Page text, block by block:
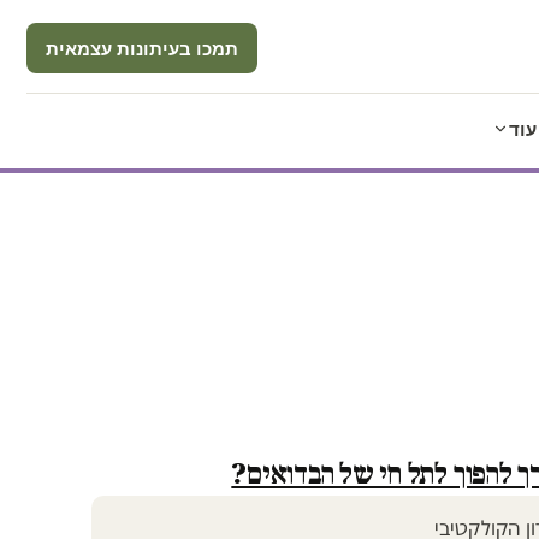
תמכו בעיתונות עצמאית
עוד
להפוך לתל חי של הבדואים?
הקולקטיבי